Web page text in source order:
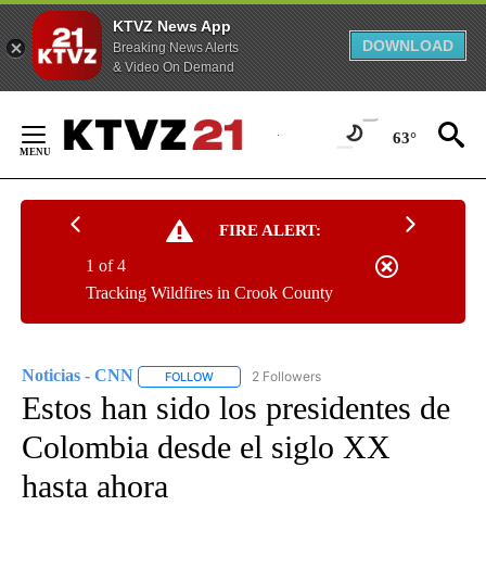
KTVZ News App
Breaking News Alerts
& Video On Demand
DOWNLOAD
Content
63°
FIRE ALERT:
Tracking Wildfires in Crook County
1 of 4
Noticias - CNN FOLLOW FOLLOW "NOTICIAS - CNN" TO RECEIVE
2 Followers
Estos han sido los presidentes de
Colombia desde el siglo XX
hasta ahora